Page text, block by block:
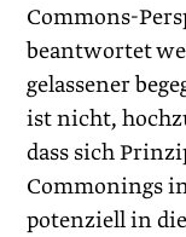
Commons-
beantwortet
gelassener
ist nicht,
dass sich
Commonings
potenziell in